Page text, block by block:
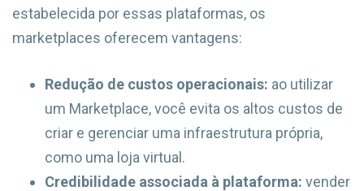
estabelecida por essas plataformas, os
marketplaces oferecem vantagens:
Redução de custos operacionais: ao utilizar
um Marketplace, você evita os altos custos de
criar e gerenciar uma infraestrutura própria,
como uma loja virtual.
Credibilidade associada à plataforma: vender